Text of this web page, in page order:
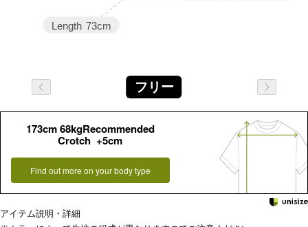
Length 73cm
フリー
173cm 68kgRecommended
Crotch +5cm
Find out more on your body type
アイテム説明・詳細